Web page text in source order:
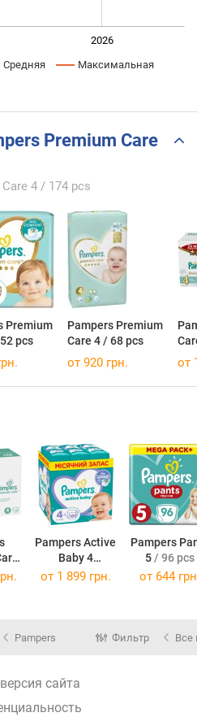
2026
Средняя Максимальная
Premium Care
4 / 174 pcs
Premium
pcs
Pampers Premium
Care 4 / 68 pcs
от 920 грн. от
Pampers Active
Baby 4
/ 180 pcs
Pampers
5 / 96 pcs
от 1 899 грн. от 644
Pampers Фильтр Все
сайта